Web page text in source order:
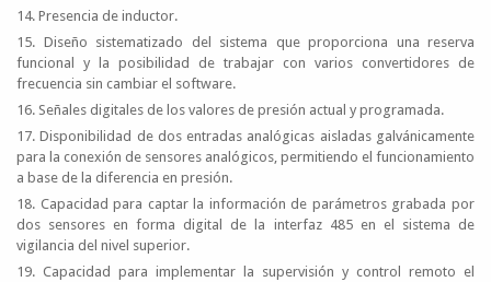
14. Presencia de inductor.
15. Diseño sistematizado del sistema que proporciona una reserva
funcional y la posibilidad de trabajar con varios convertidores de
frecuencia sin cambiar el software.
16. Señales digitales de los valores de presión actual y programada.
17. Disponibilidad de dos entradas analógicas aisladas galvánicamente
para la conexión de sensores analógicos, permitiendo el funcionamiento
a base de la diferencia en presión.
18. Capacidad para captar la información de parámetros grabada por
dos sensores en forma digital de la interfaz 485 en el sistema de
vigilancia del nivel superior.
19. Capacidad para implementar la supervisión y control remoto el